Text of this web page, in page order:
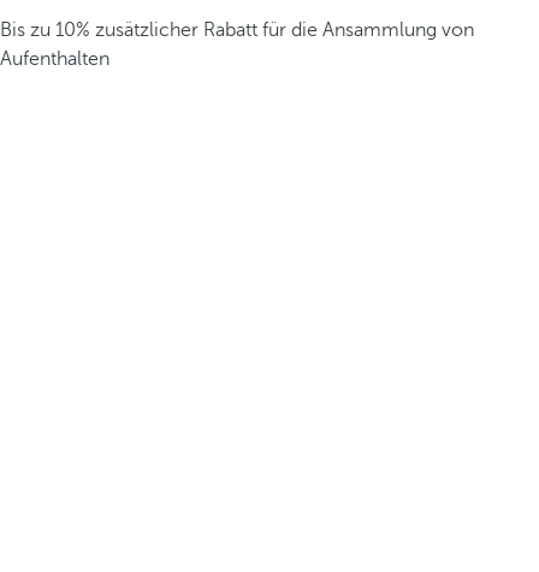
Bis zu 10% zusätzlicher Rabatt für die Ansammlung von
Aufenthalten